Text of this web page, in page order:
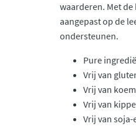
waarderen. Met
aangepast op de
ondersteunen.
Pure
Vrij van
Vrij van
Vrij van
Vrij van